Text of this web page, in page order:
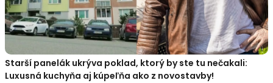
Starší panelák ukrýva poklad, ktorý by ste tu nečakali:
Luxusná kuchyňa aj kúpeľňa ako z novostavby!